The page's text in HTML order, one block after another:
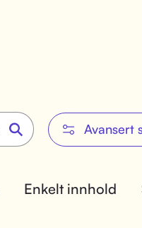
Avansert
Enkelt innhold